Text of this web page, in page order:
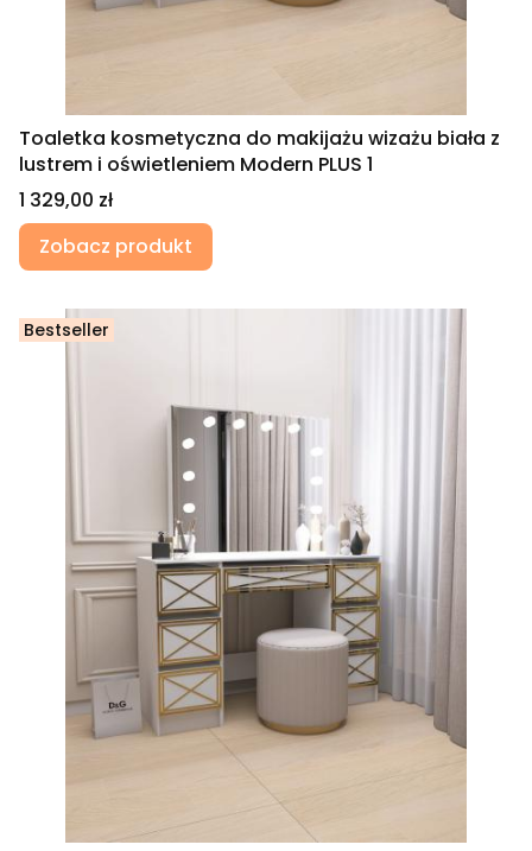
Toaletka kosmetyczna do makijażu wizażu biała z
lustrem i oświetleniem Modern PLUS 1
Cena
1 329,00 zł
Zobacz produkt
Bestseller